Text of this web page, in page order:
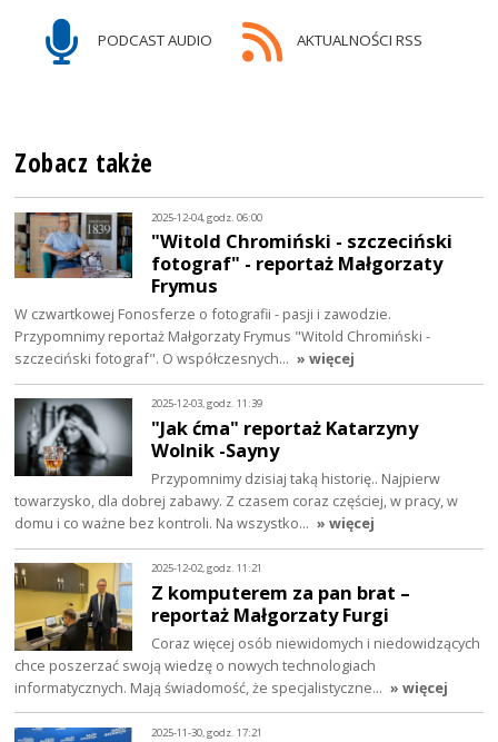
PODCAST AUDIO AKTUALNOŚCI RSS
Zobacz także
2025-12-04, godz. 06:00
"Witold Chromiński - szczeciński
fotograf" - reportaż Małgorzaty
Frymus
W czwartkowej Fonosferze o fotografii - pasji i zawodzie.
Przypomnimy reportaż Małgorzaty Frymus "Witold Chromiński -
szczeciński fotograf". O współczesnych… » więcej
2025-12-03, godz. 11:39
"Jak ćma" reportaż Katarzyny
Wolnik -Sayny
Przypomnimy dzisiaj taką historię.. Najpierw
towarzysko, dla dobrej zabawy. Z czasem coraz częściej, w pracy, w
domu i co ważne bez kontroli. Na wszystko… » więcej
2025-12-02, godz. 11:21
Z komputerem za pan brat –
reportaż Małgorzaty Furgi
Coraz więcej osób niewidomych i niedowidzących
chce poszerzać swoją wiedzę o nowych technologiach
informatycznych. Mają świadomość, że specjalistyczne… » więcej
2025-11-30, godz. 17:21